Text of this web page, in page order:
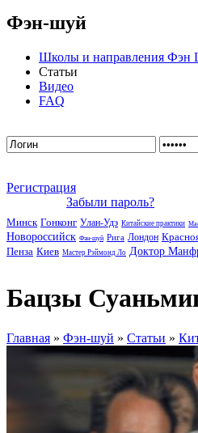
Фэн-шуй
Школы и направления Фэн
Статьи
Видео
FAQ
Регистрация
Забыли пароль?
Минск Гонконг Улан-Удэ Китайские практики
Новороссийск Фэн-шуй Рига Лондон
Пенза Киев Мастер Рэймонд Ло Доктор
Бацзы
Главная » Фэн-шуй » Статьи »